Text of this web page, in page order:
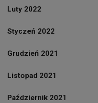
Luty 2022
Styczeń 2022
Grudzień 2021
Listopad 2021
Październik 2021